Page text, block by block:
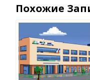
Похожие